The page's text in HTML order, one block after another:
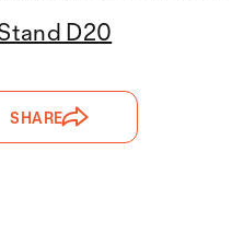
D20
SHARE